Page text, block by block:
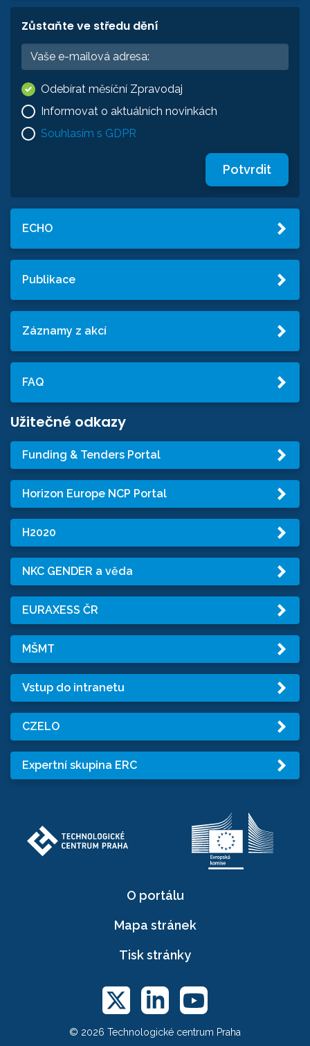
Zůstaňte ve středu dění
Odebírat měsíční Zpravodaj
Informovat o aktuálních novinkách
Souhlasím s GDPR
Potvrdit
ECHO
Publikace
Záznamy z akcí
FAQ
Užitečné odkazy
Funding & Tenders Portal
Horizon Europe NCP Portal
H2020
NKC GENDER a věda
EURAXESS ČR
MŠMT
Vstup do intranetu
CZELO
Expertní skupina ERC
O portálu
Mapa stránek
Tisk stránky
© 2026 Technologické centrum Praha